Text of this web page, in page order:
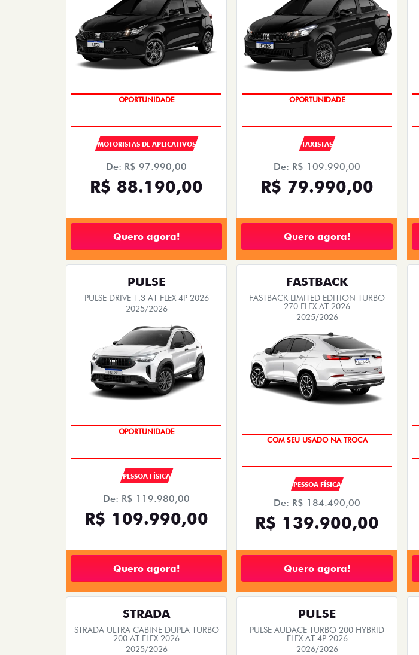
OPORTUNIDADE
MOTORISTAS DE APLICATIVOS
De: R$ 97.990,00
R$ 88.190,00
Quero agora!
OPORTUNIDADE
TAXISTAS
De: R$ 109.990,00
R$ 79.990,00
Quero agora!
PULSE
PULSE DRIVE 1.3 AT FLEX 4P 2026
2025/2026
PESSOA FÍSICA
De: R$ 119.980,00
R$ 109.990,00
Quero agora!
FASTBACK
FASTBACK LIMITED EDITION TURBO
270 FLEX AT 2026
2025/2026
COM SEU USADO NA TROCA
PESSOA FÍSICA
De: R$ 184.490,00
R$ 139.900,00
Quero agora!
STRADA
STRADA ULTRA CABINE DUPLA TURBO
200 AT FLEX 2026
2025/2026
PULSE
PULSE AUDACE TURBO 200 HYBRID
FLEX AT 4P 2026
2026/2026